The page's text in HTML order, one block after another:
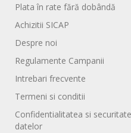
Plata în rate fără dobândă
Achizitii SICAP
Despre noi
Regulamente Campanii
Intrebari frecvente
Termeni si conditii
Confidentialitatea si
datelor